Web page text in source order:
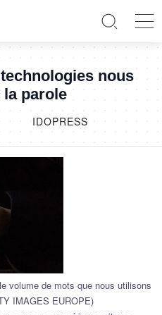
nous
parole
IDOPRESS
volume de mots que nous utilisons
IMAGES EUROPE)